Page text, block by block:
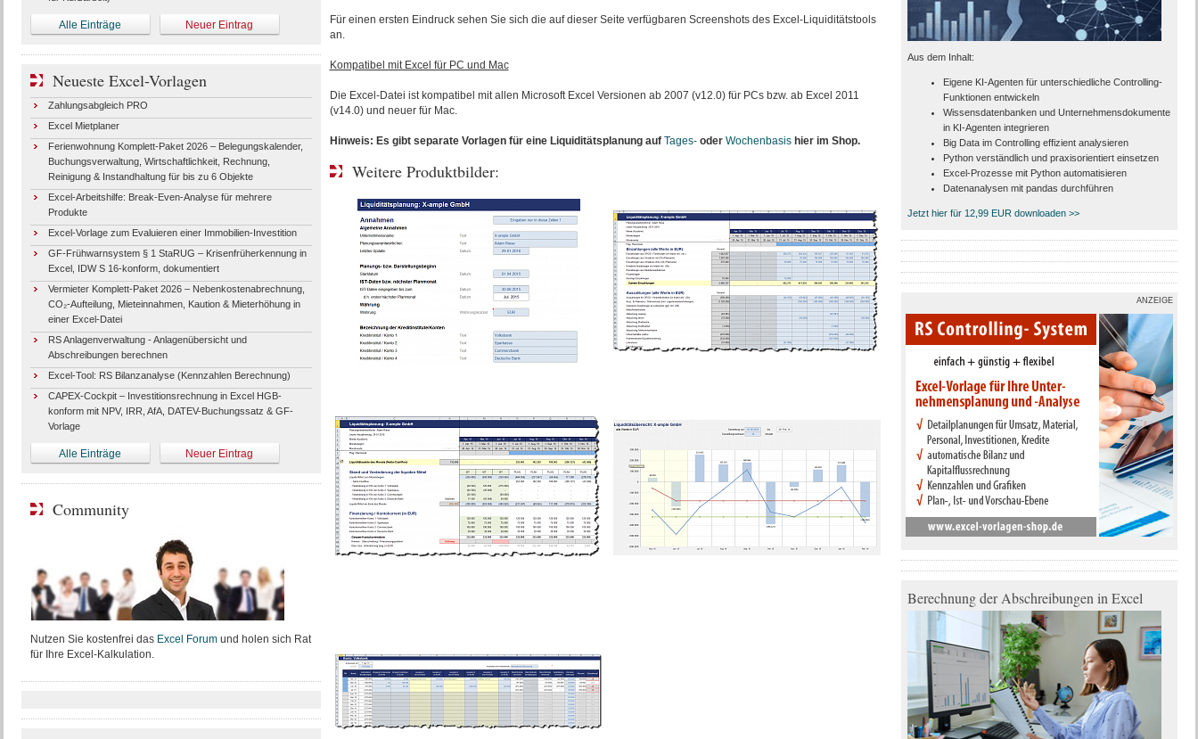
Für einen ersten Eindruck sehen Sie sich die auf dieser Seite verfügbaren Screenshots des Excel-Liquiditätstools
an.
Kompatibel mit Excel für PC und Mac
Die Excel-Datei ist kompatibel mit allen Microsoft Excel Versionen ab 2007 (v12.0) für PCs bzw. ab Excel 2011
(v14.0) und neuer für Mac.
Hinweis: Es gibt separate Vorlagen für eine Liquiditätsplanung auf Tages-oder Wochenbasishier im Shop.
Weitere Produktbilder:
Alle Einträge Neuer Eintrag
Neueste Excel-Vorlagen
Zahlungsabgleich PRO
Excel Mietplaner
Ferienwohnung Komplett-Paket 2026 – Belegungskalender,
Buchungsverwaltung, Wirtschaftlichkeit, Rechnung,
Reinigung & Instandhaltung für bis zu 6 Objekte
Excel-Arbeitshilfe: Break-Even-Analyse für mehrere
Produkte
Excel-Vorlage zum Evaluieren einer Immobilien-Investition
GF-Frühwarnsystem § 1 StaRUG – Krisenfrüherkennung in
Excel, IDW S 16-konform, dokumentiert
Vermieter Komplett-Paket 2026 – Nebenkostenabrechnung,
CO₂-Aufteilung, Mieteinnahmen, Kaution & Mieterhöhung in
einer Excel-Datei
RS Anlagenverwaltung - Anlagenübersicht und
Abschreibungen berechnen
Excel-Tool: RS Bilanzanalyse (Kennzahlen Berechnung)
CAPEX-Cockpit – Investitionsrechnung in Excel HGB-
konform mit NPV, IRR, AfA, DATEV-Buchungssatz & GF-
Vorlage
Alle Einträge Neuer Eintrag
Community
Nutzen Sie kostenfrei das Excel Forumund holen sich Rat
für Ihre Excel-Kalkulation.
Aus dem Inhalt:
Eigene KI-Agenten für unterschiedliche Controlling-
Funktionen entwickeln
Wissensdatenbanken und Unternehmensdokumente
in KI-Agenten integrieren
Big Data im Controlling effizient analysieren
Python verständlich und praxisorientiert einsetzen
Excel-Prozesse mit Python automatisieren
Datenanalysen mit pandas durchführen
Jetzt hier für 12,99 EUR downloaden >>
ANZEIGE
Berechnung der Abschreibungen in Excel